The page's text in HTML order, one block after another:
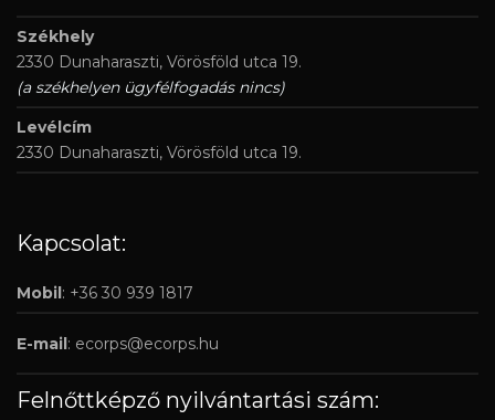
Székhely
2330 Dunaharaszti, Vörösföld utca 19.
(a székhelyen ügyfélfogadás nincs)
Levélcím
2330 Dunaharaszti, Vörösföld utca 19.
Kapcsolat:
Mobil : +36 30 939 1817
E-mail : ecorps@ecorps.hu
Felnőttképző nyilvántartási szám: